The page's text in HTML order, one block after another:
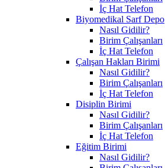
İç Hat Telefon
Biyomedikal Sarf Depo
Nasıl Gidilir?
Birim Çalışanları
İç Hat Telefon
Çalışan Hakları Birimi
Nasıl Gidilir?
Birim Çalışanları
İç Hat Telefon
Disiplin Birimi
Nasıl Gidilir?
Birim Çalışanları
İç Hat Telefon
Eğitim Birimi
Nasıl Gidilir?